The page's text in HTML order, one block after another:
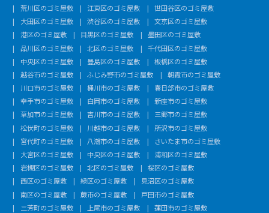
荒川区のゴミ屋敷
江東区のゴミ屋敷
世田谷区のゴミ屋敷
大田区のゴミ屋敷
渋谷区のゴミ屋敷
文京区のゴミ屋敷
港区のゴミ屋敷
目黒区のゴミ屋敷
墨田区のゴミ屋敷
品川区のゴミ屋敷
北区のゴミ屋敷
千代田区のゴミ屋敷
中央区のゴミ屋敷
豊島区のゴミ屋敷
板橋区のゴミ屋敷
越谷市のゴミ屋敷
ふじみ野市のゴミ屋敷
朝霞市のゴミ屋敷
川口市のゴミ屋敷
桶川市のゴミ屋敷
春日部市のゴミ屋敷
幸手市のゴミ屋敷
白岡市のゴミ屋敷
新座市のゴミ屋敷
草加市のゴミ屋敷
吉川市のゴミ屋敷
三郷市のゴミ屋敷
松伏町のゴミ屋敷
川越市のゴミ屋敷
所沢市のゴミ屋敷
宮代町のゴミ屋敷
八潮市のゴミ屋敷
さいたま市のゴミ屋敷
大宮区のゴミ屋敷
中央区のゴミ屋敷
浦和区のゴミ屋敷
岩槻区のゴミ屋敷
北区のゴミ屋敷
桜区のゴミ屋敷
西区のゴミ屋敷
緑区のゴミ屋敷
見沼区のゴミ屋敷
南区のゴミ屋敷
蕨市のゴミ屋敷
戸田市のゴミ屋敷
三芳町のゴミ屋敷
上尾市のゴミ屋敷
蓮田市のゴミ屋敷